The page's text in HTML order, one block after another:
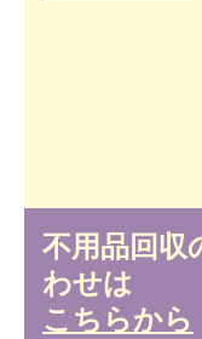
不用品回収
わせは
こちらから